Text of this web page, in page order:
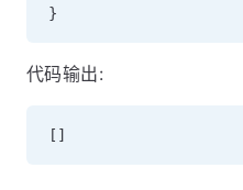
}
代码输出:
[ ]